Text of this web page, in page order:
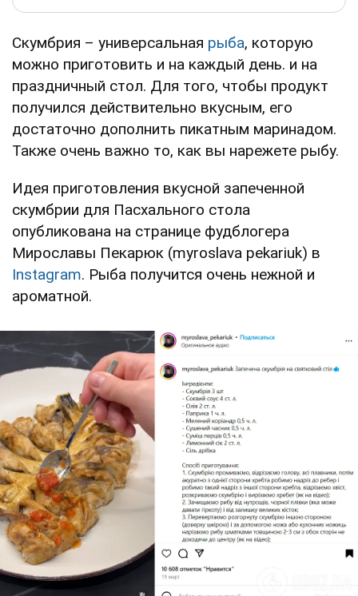
Скумбрия – универсальная рыба, которую
можно приготовить и на каждый день. и на
праздничный стол. Для того, чтобы продукт
получился действительно вкусным, его
достаточно дополнить пикатным маринадом.
Также очень важно то, как вы нарежете рыбу.
Идея приготовления вкусной запеченной
скумбрии для Пасхального стола
опубликована на странице фудблогера
Мирославы Пекарюк (myroslava pekariuk) в
Instagram. Рыба получится очень нежной и
ароматной.